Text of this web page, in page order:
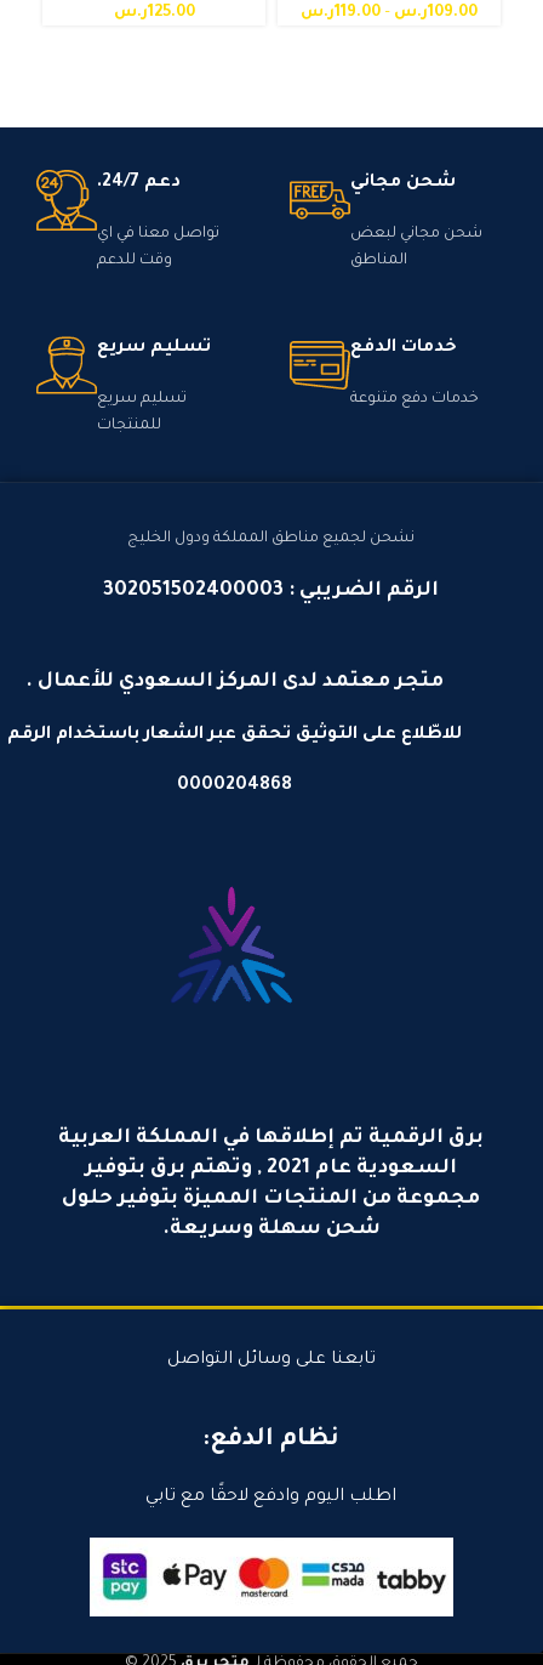
109.00ر.س –
119.00ر.س
125.00ر.س
شحن مجاني
شحن مجاني لبعض
المناطق
دعم 24/7.
تواصل معنا في اي
وقت للدعم
خدمات الدفع
خدمات دفع متنوعة
تسليم سريع
تسليم سريع
للمنتجات
نشحن لجميع مناطق المملكة ودول الخليج
الرقم الضريبي : 302051502400003
متجر معتمد لدى المركز السعودي للأعمال .
للاطّلاع على التوثيق تحقق عبر الشعار باستخدام الرقم
0000204868
برق الرقمية تم إطلاقها في المملكة العربية
السعودية عام 2021 , وتهتم برق بتوفير
مجموعة من المنتجات المميزة بتوفير حلول
شحن سهلة وسريعة.
نظام الدفع:
اطلب اليوم وادفع لاحقًا مع تابي
تابعنا على وسائل التواصل